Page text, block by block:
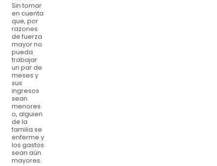
Sin tomar
en cuenta
que, por
razones
de fuerza
mayor no
pueda
trabajar
un par de
meses y
sus
ingresos
sean
menores
o, alguien
de la
familia se
enferme y
los gastos
sean aún
mayores.